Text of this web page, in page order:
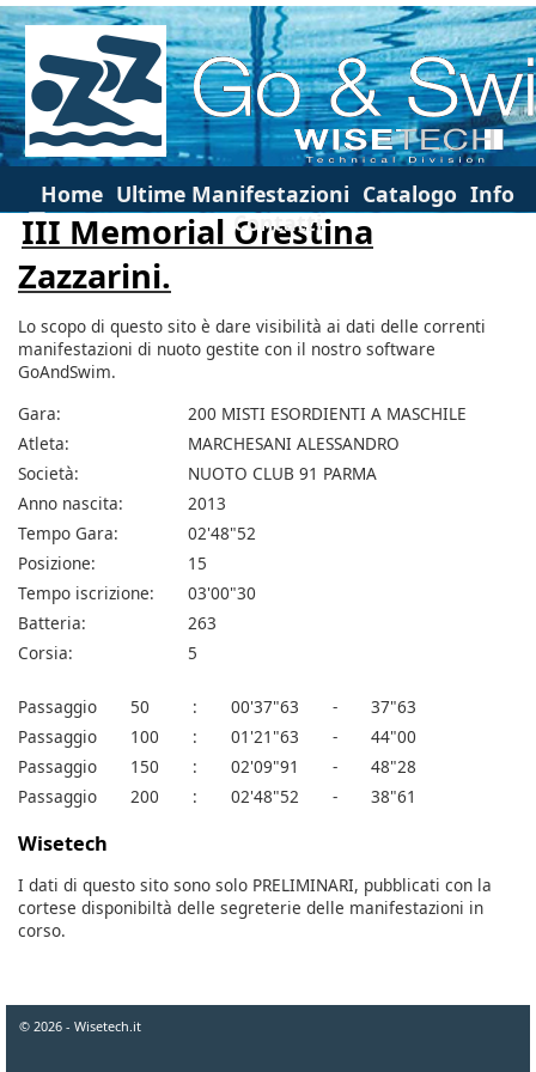
Home Ultime Manifestazioni Catalogo Info
Contatti
III Memorial Orestina
Zazzarini.
Lo scopo di questo sito è dare visibilità ai dati delle correnti
manifestazioni di nuoto gestite con il nostro software
GoAndSwim.
Gara:
200 MISTI ESORDIENTI A MASCHILE
Atleta:
MARCHESANI ALESSANDRO
Società:
NUOTO CLUB 91 PARMA
Anno nascita:
2013
Tempo Gara:
02'48"52
Posizione:
15
Tempo iscrizione:
03'00"30
Batteria:
263
Corsia:
5
Passaggio 50 : 00'37"63 -
37"63
Passaggio
100 : 01'21"63 -
44"00
Passaggio
150 : 02'09"91 -
48"28
Passaggio
200 : 02'48"52 - 38"61
Wisetech
I dati di questo sito sono solo PRELIMINARI, pubblicati con la
cortese disponibiltà delle segreterie delle manifestazioni in
corso.
© 2026 - Wisetech.it